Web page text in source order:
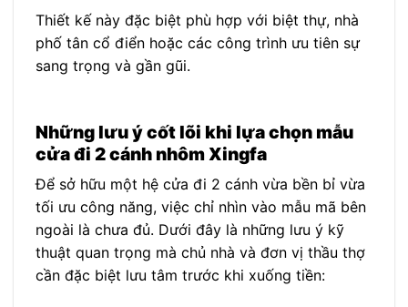
Thiết kế này đặc biệt phù hợp với biệt thự, nhà
phố tân cổ điển hoặc các công trình ưu tiên sự
sang trọng và gần gũi.
Những lưu ý cốt lõi khi lựa chọn mẫu
cửa đi 2 cánh nhôm Xingfa
Để sở hữu một hệ cửa đi 2 cánh vừa bền bỉ vừa
tối ưu công năng, việc chỉ nhìn vào mẫu mã bên
ngoài là chưa đủ. Dưới đây là những lưu ý kỹ
thuật quan trọng mà chủ nhà và đơn vị thầu thợ
cần đặc biệt lưu tâm trước khi xuống tiền: